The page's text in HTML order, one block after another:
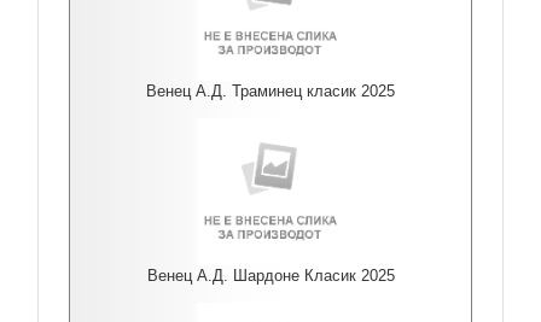
Венец А.Д. Траминец класик 2025
Венец А.Д. Шардоне Класик 2025